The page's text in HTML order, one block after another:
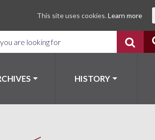
HISTORY
This site uses cookies. Learn more